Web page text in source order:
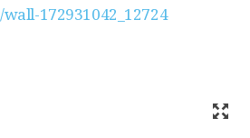
172931042_12724